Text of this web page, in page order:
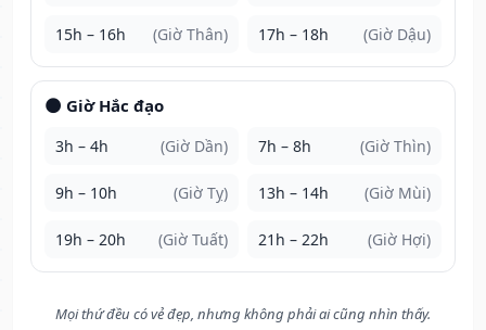
15h – 16h (Giờ Thân) 17h – 18h (Giờ Dậu)
🌑 Giờ Hắc đạo
3h – 4h (Giờ Dần) 7h – 8h (Giờ Thìn)
9h – 10h (Giờ Tỵ) 13h – 14h (Giờ Mùi)
19h – 20h (Giờ Tuất) 21h – 22h (Giờ Hợi)
Mọi thứ đều có vẻ đẹp, nhưng không phải ai cũng nhìn thấy.